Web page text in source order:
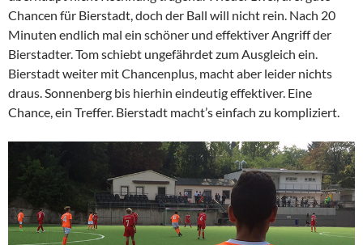
Chancen für Bierstadt, doch der Ball will nicht rein. Nach 20
Minuten endlich mal ein schöner und effektiver Angriff der
Bierstadter. Tom schiebt ungefährdet zum Ausgleich ein.
Bierstadt weiter mit Chancenplus, macht aber leider nichts
draus. Sonnenberg bis hierhin eindeutig effektiver. Eine
Chance, ein Treffer. Bierstadt macht’s einfach zu kompliziert.